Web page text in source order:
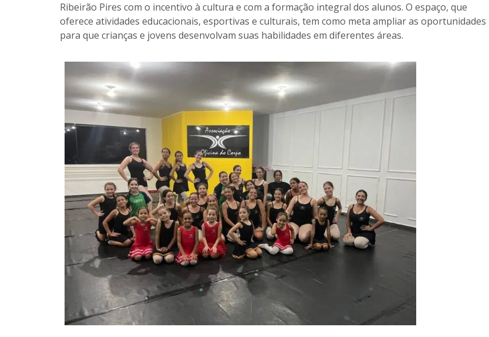
Ribeirão Pires com o incentivo à cultura e com a formação integral dos alunos. O espaço, que
oferece atividades educacionais, esportivas e culturais, tem como meta ampliar as oportunidades
para que crianças e jovens desenvolvam suas habilidades em diferentes áreas.